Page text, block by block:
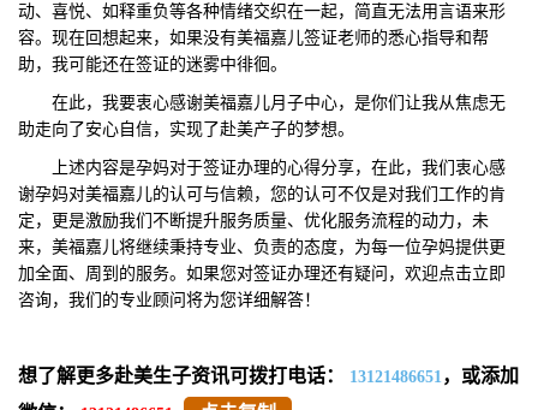
动、喜悦、如释重负等各种情绪交织在一起，简直无法用言语来形
容。现在回想起来，如果没有美福嘉儿签证老师的悉心指导和帮
助，我可能还在签证的迷雾中徘徊。
在此，我要衷心感谢美福嘉儿月子中心，是你们让我从焦虑无
助走向了安心自信，实现了赴美产子的梦想。
上述内容是孕妈对于签证办理的心得分享，在此，我们衷心感
谢孕妈对美福嘉儿的认可与信赖，您的认可不仅是对我们工作的肯
定，更是激励我们不断提升服务质量、优化服务流程的动力，未
来，美福嘉儿将继续秉持专业、负责的态度，为每一位孕妈提供更
加全面、周到的服务。如果您对签证办理还有疑问，欢迎点击立即
咨询，我们的专业顾问将为您详细解答！
想了解更多赴美生子资讯可拨打电话： 13121486651 ，或添加